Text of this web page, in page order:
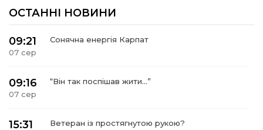
ОСТАННІ НОВИНИ
09:21
07 сер
Сонячна енергія Карпат
09:16
07 сер
“Він так поспішав жити…”
15:31 Ветеран із простягнутою рукою?